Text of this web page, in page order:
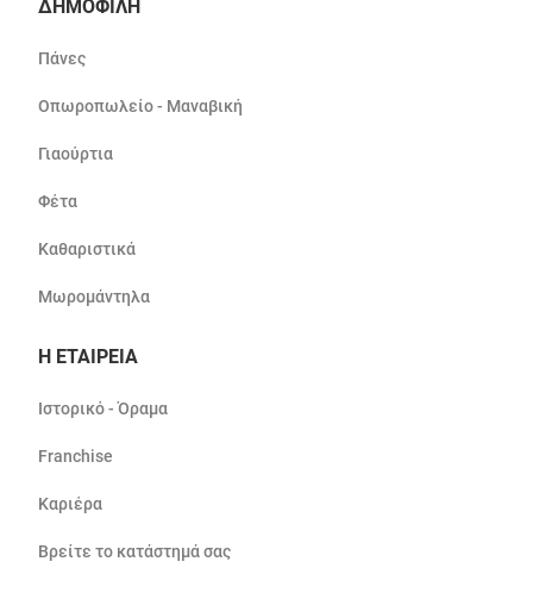
ΔΗΜΟΦΙΛΗ
Πάνες
Οπωροπωλείο - Μαναβική
Γιαούρτια
Φέτα
Καθαριστικά
Μωρομάντηλα
Η ΕΤΑΙΡΕΙΑ
Ιστορικό - Όραμα
Franchise
Καριέρα
Βρείτε το κατάστημά σας